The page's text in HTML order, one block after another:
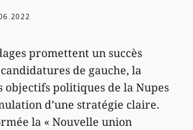
promettent un succès
de gauche, la
politiques de la Nupes
d’une stratégie claire.
la « Nouvelle union